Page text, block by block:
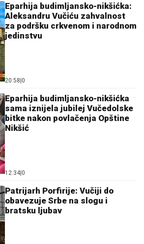
Eparhija budimljansko-nikšićka:
Aleksandru Vučiću zahvalnost
za podršku crkvenom i narodnom
jedinstvu
20:58 0
Eparhija budimljansko-nikšićka
sama iznijela jubilej Vučedolske
bitke nakon povlačenja Opštine
Nikšić
12:34 0
Patrijarh Porfirije: Vučiji do
obavezuje Srbe na slogu i
bratsku ljubav